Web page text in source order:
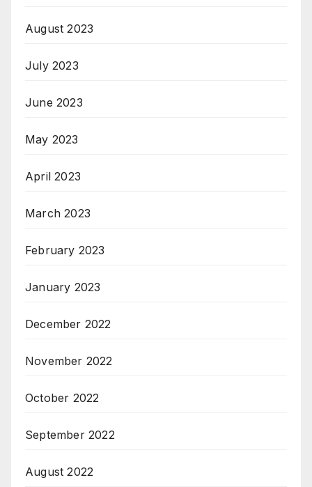
August 2023
July 2023
June 2023
May 2023
April 2023
March 2023
February 2023
January 2023
December 2022
November 2022
October 2022
September 2022
August 2022